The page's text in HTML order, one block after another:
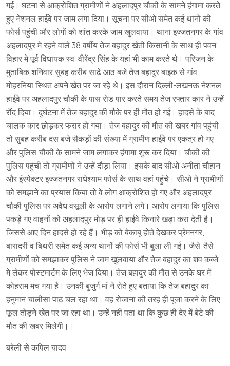
गई। घटना से आक्रोशित ग्रामीणों ने अहलादपुर चौकी के सामने हंगामा करते
हुए नेशनल हाईवे पर जाम लगा दिया। सूचना पर सीओ समेत कई थानों की
फोर्स पहुंची और लोगों को शांत करके जाम खुलवाया। थाना इज्जतनगर के गांव
अहलादपुर मे रहने वाले 38 वर्षीय तेज बहादुर खेती किसानी के साथ ही पवन
विहार मे पूर्व विधायक स्व. वीरेंद्र सिंह के यहां भी काम करते थे। परिजन के
मुताबिक शनिवार सुबह करीब साढ़े आठ बजे तेज बहादुर बाइक से गांव
मोहरनिया स्थित अपने खेत पर जा रहे थे। इस दौरान दिल्ली-लखनऊ नेशनल
हाईवे पर अहलादपुर चौकी के पास रोड पार करते समय तेज रफ्तार कार ने उन्हें
रौंद दिया। दुर्घटना में तेज बहादुर की मौके पर ही मौत हो गई। हादसे के बाद
चालक कार छोड़कर फरार हो गया। तेज बहादुर की मौत की खबर गांव पहुंची
तो सुबह करीब दस बजे सैकड़ों की संख्या में ग्रामीण हाईवे पर एकत्र हो गए
और पुलिस चौकी के सामने जाम लगाकर हंगामा शुरू कर दिया। चौकी की
पुलिस पहुंची तो ग्रामीणों ने उन्हें दौड़ा लिया। इसके बाद सीओ अनीता चौहान
और इंस्पेक्टर इज्जतनगर राधेश्याम फोर्स के साथ वहां पहुंचे। सीओ ने ग्रामीणों
को समझाने का प्रयास किया तो वे लोग आक्रोशित हो गए और अहलादपुर
चौकी पुलिस पर अवैध वसूली के आरोप लगाने लगे। आरोप लगाया कि पुलिस
पकड़े गए वाहनों को अहलादपुर मोड़ पर ही हाईवे किनारे खड़ा करा देती है।
जिससे आए दिन हादसे हो रहे हैं। भीड़ को बेकाबू होते देखकर प्रेमनगर,
बारादरी व बिथरी समेत कई अन्य थानों की फोर्स भी बुला ली गई। जैसे-तैसे
ग्रामीणों को समझाकर पुलिस ने जाम खुलवाया और तेज बहादुर का शव कब्जे
मे लेकर पोस्टमार्टम के लिए भेज दिया। तेज बहादुर की मौत से उनके घर में
कोहराम मच गया है। उनकी बुजुर्ग मां ने रोते हुए बताया कि तेज बहादुर का
हनुमान चालीसा पाठ चल रहा था। वह रोजाना की तरह ही पूजा करने के लिए
फूल तोड़ने खेत पर जा रहा था। उन्हें नहीं पता था कि कुछ ही देर में बेटे की
मौत की खबर मिलेगी।।
बरेली से कपिल यादव